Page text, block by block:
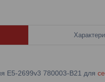
E5-2699v3 780003-B21 для